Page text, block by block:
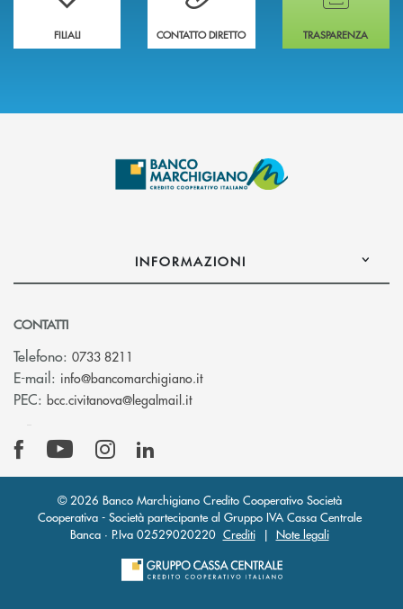
FILIALI CONTATTO DIRETTO TRASPARENZA
INFORMAZIONI
CONTATTI
Telefono: 0733 8211
E-mail: info@bancomarchigiano.it(si apre l’app di posta
PEC: bcc.civitanova@legalmail.it(si apre l’app di posta elettronica)
© 2026 Banco Marchigiano Credito Cooperativo Società
Cooperativa - Società partecipante al Gruppo IVA Cassa Centrale
Banca · P.Iva 02529020220 Crediti| Note legali